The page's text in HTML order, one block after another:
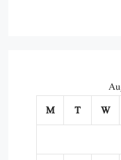
M
T W